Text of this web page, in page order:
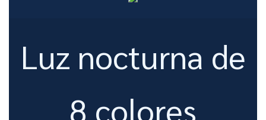
Luz nocturna de
8 colores